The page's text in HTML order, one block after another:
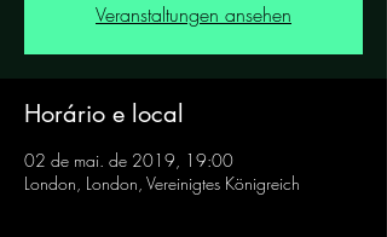
Veranstaltungen ansehen
Horário e local
02 de mai. de 2019, 19:00
London, London, Vereinigtes Königreich